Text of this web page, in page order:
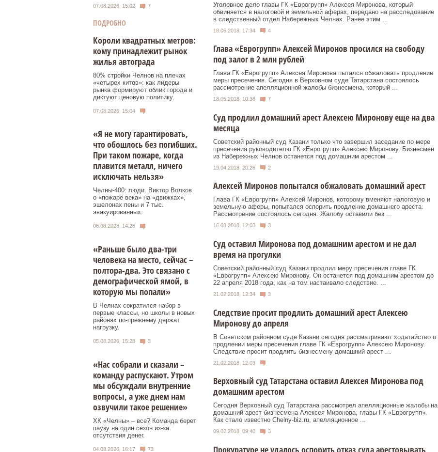
07.08.2026, 15:02 7
ПОДРОБНО
Короли квадратных метров:
кому принадлежит рынок
жилья автограда
80% стройки Челнов на плечах
«четырех китов»: как лидеры
рынка формируют облик города и
диктуют ценовую политику.
07.08.2026, 15:04
«Я не могу гарантировать,
что обошлось без погибших.
При таком пожаре, когда
плавится металл, ничего
исключать нельзя»
Челны-400: люди. Виктор Волков
о «пожаре века» на «движках»,
эшелонах пены и 7 тыс.
эвакуированных.
06.08.2026, 14:26
«Раньше было два-три
человека на место, сейчас –
полтора-два. Это связано с
демографической ямой, в
которую мы попали»
В Челнах сократился набор в
первые классы, но школы в новых
районах по-прежнему держат
нагрузку.
05.08.2026, 15:28 3
«Нас собрали и сказали –
команду распускают. Утром
мы обсуждали внутренние
вопросы, а уже днем нам
озвучили такое решение»
ХК «Челны» – все? Команда берет
паузу на один сезон из-за
отсутствия денег.
04.08.2026, 16:17 73
Уголовное дело главы ГК «Еврогрупп» Алексея Миронова, который
обвиняется в налоговой и земельной аферах, передано на расследование
в следственный отдел Набережных Челнах. Ранее этим ...
18.06.2018, 17:34 4
Глава «Еврогрупп» Алексей Миронов просился на свободу
под залог в 2 млн рублей
Глава ГК «Еврогрупп» Алексея Миронова пытался обжаловать продление
меры пресечения. Сегодня в Верховном суде Татарстана состоялось
рассмотрение апелляционной жалобы бизнесмена, который ...
18.05.2018, 10:36 7
Суд продлил домашний арест Алексею Миронову еще на два
месяца
Советский районный суд Казани только что завершил заседание по мере
пресечения руководителю ГК «Еврогрупп» Алексею Миронову. Бизнесмен
из Набережных Челнов останется под домашним арестом ...
19.04.2018, 20:26 2
Алексей Миронов попытался обжаловать домашний арест
Глава ГК «Еврогрупп» Алексей Миронов, которому вменяют налоговую и
земельную аферы, попытался оспорить продление домашнего ареста.
Рассмотрение состоялось сегодня. Жалобу оставили без ...
16.03.2018, 12:03 3
Суд оставил Миронова под домашним арестом и не дал
время на прогулки
Советский районный суд Казани продлил меру пресечения главе ГК
«Еврогрупп» Алексею Миронову. Он останется под домашним арестом до
22 апреля 2018 года, как на том настаивало следствие. ...
21.02.2018, 12:34 3
Следствие просит продлить домашний арест Алексею
Миронову до апреля
В Советском районном суде Казани сегодня рассматривают ходатайство о
продлении меры пресечения главе ГК «Еврогрупп» Алексею Миронову.
Следствие просит продлить бизнесмену домашний арест ...
21.02.2018, 12:03
Верховный суд Татарстана оставил Алексея Миронова под
домашним арестом
Сегодня Верховный суд Татарстана рассмотрел апелляционные жалобы на
домашний арест бизнесмена Алексея Миронова, главы ГК «Еврогрупп».
Как стало известно Chelny-biz.ru, апелляционное ...
09.02.2018, 09:40 3
Прокуратуре не удалось оспорить отказ суда арестовывать